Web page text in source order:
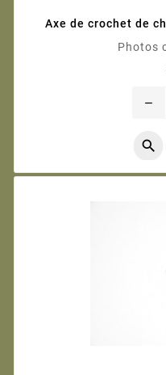
Axe de crochet de
Photos
remove
